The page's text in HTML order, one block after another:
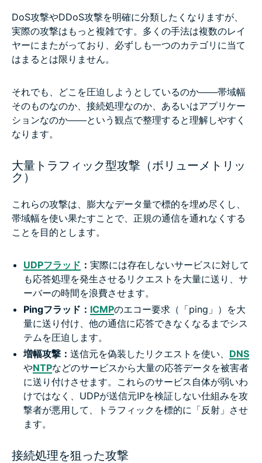
DoS攻撃やDDoS攻撃を明確に分類したくなりますが、
実際の攻撃はもっと複雑です。多くの手法は複数のレイ
ヤーにまたがっており、必ずしも一つのカテゴリに当て
はまるとは限りません。
それでも、どこを圧迫しようとしているのか――帯域幅
そのものなのか、接続処理なのか、あるいはアプリケー
ションなのか――という観点で整理すると理解しやすく
なります。
大量トラフィック型攻撃（ボリューメトリッ
ク）
これらの攻撃は、膨大なデータ量で標的を埋め尽くし、
帯域幅を使い果たすことで、正規の通信を通れなくする
ことを目的とします。
UDPフラッド ： 実際には存在しないサービスに対して
も応答処理を発生させるリクエストを大量に送り、サ
ーバーの時間を浪費させます。
Pingフラッド： ICMPのエコー要求（「ping」）を大
量に送り付け、他の通信に応答できなくなるまでシス
テムを圧迫します。
増幅攻撃： 送信元を偽装したリクエストを使い、 DNS
やNTPなどのサービスから大量の応答データを被害者
に送り付けさせます。これらのサービス自体が弱いわ
けではなく、UDPが送信元IPを検証しない仕組みを攻
撃者が悪用して、トラフィックを標的に「反射」させ
ます。
接続処理を狙った攻撃